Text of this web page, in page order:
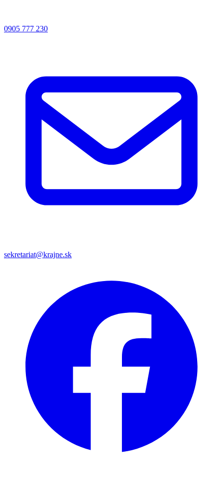
0905 777 230
sekretariat@krajne.sk